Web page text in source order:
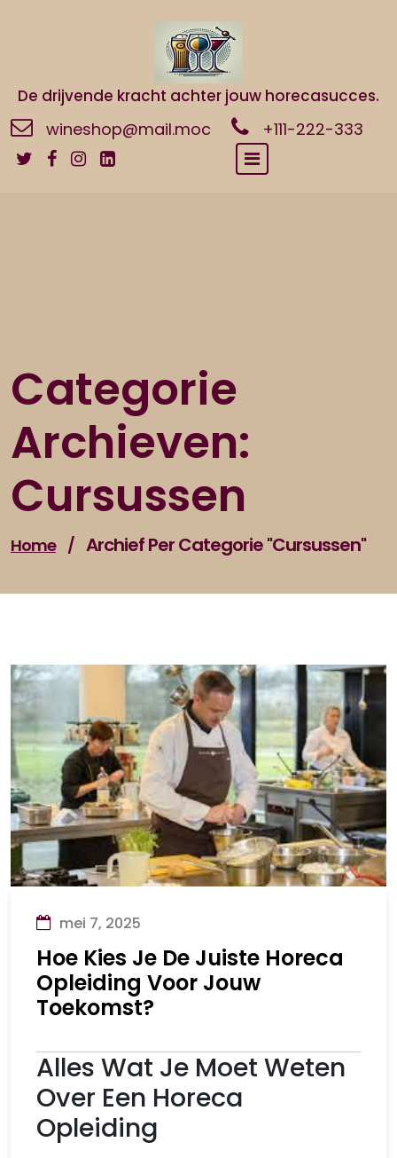
De drijvende kracht achter jouw horecasucces.
wineshop@mail.moc +111-222-333
Categorie
Archieven:
Cursussen
Home / Archief Per Categorie "cursussen"
mei 7, 2025
Hoe Kies Je De Juiste Horeca
Opleiding Voor Jouw
Toekomst?
Alles Wat Je Moet Weten
Over Een Horeca
Opleiding